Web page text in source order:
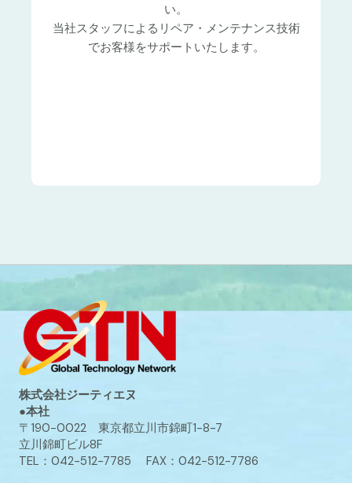
い。
当社スタッフによるリペア・メンテナンス技術
でお客様をサポートいたします。
株式会社ジーティエヌ
●本社
〒190-0022 東京都立川市錦町1-8-7
立川錦町ビル8F
TEL：042-512-7785 FAX：042-512-7786